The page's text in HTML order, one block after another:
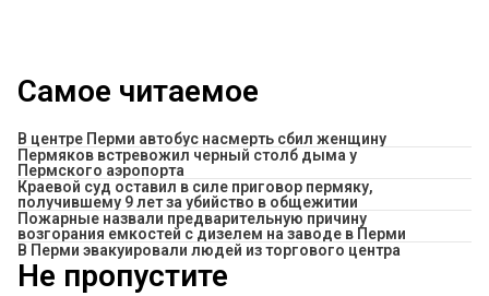
Самое читаемое
В центре Перми автобус насмерть сбил женщину
Пермяков встревожил черный столб дыма у
Пермского аэропорта
Краевой суд оставил в силе приговор пермяку,
получившему 9 лет за убийство в общежитии
Пожарные назвали предварительную причину
возгорания емкостей с дизелем на заводе в Перми
В Перми эвакуировали людей из торгового центра
Не пропустите